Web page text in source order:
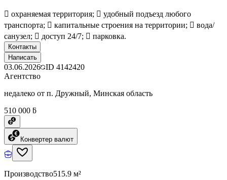
 охраняемая территория;  удобный подъезд любого
транспорта;  капитальные строения на территории;  вода/
санузел;  доступ 24/7;  парковка.
Контакты
Написать
03.06.2026 ID 4142420
Агентство
недалеко от п. Дружный, Минская область
510 000 ƃ
Конвертер валют
Производство515.9 м²